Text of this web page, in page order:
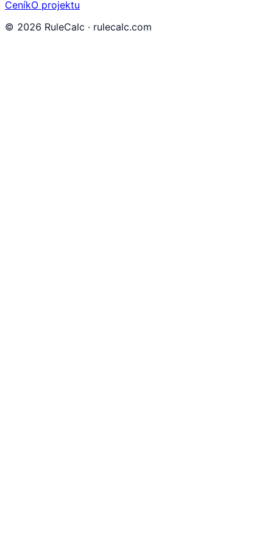
CeníkO projektu
© 2026 RuleCalc · rulecalc.com